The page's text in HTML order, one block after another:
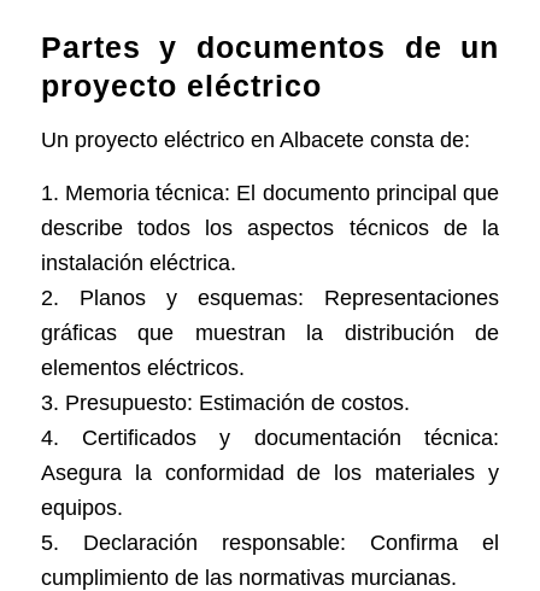
Partes y documentos de un
proyecto eléctrico
Un proyecto eléctrico en Albacete consta de:
1. Memoria técnica: El documento principal que
describe todos los aspectos técnicos de la
instalación eléctrica.
2. Planos y esquemas: Representaciones
gráficas que muestran la distribución de
elementos eléctricos.
3. Presupuesto: Estimación de costos.
4. Certificados y documentación técnica:
Asegura la conformidad de los materiales y
equipos.
5. Declaración responsable: Confirma el
cumplimiento de las normativas murcianas.